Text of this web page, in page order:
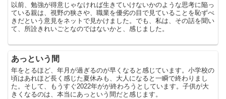
以前、勉強が得意じゃなければ生きていけないかのような思考に陥っ
ている親は、視野の狭さや、職業を優劣の目で見ていることを恥ずべ
きだという意見をネットで見かけました。でも、私は、その話を聞い
て、所詮きれいごとなのではないかと、感じました。
あっという間
年をとるほど、年月が過ぎるのが早くなると感じています。小学校の
頃はあれほど長く感じた夏休みも、大人になると一瞬で終わりまし
た。そして、もうすぐ2022年がが終わろうとしています。子供が大
きくなるのは、本当にあっという間だと感じます。